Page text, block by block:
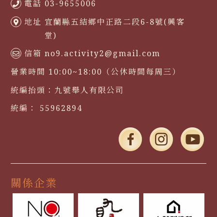
電話 03-9655006
地址 宜蘭縣五結鄉中正路二段6-8號(興客
堂)
信箱 no9.activity2@gmail.com
營業時間 10:00~18:00（公休時間每周三）
統編抬頭： 九號舉人有限公司
統編：
55962894
關係企業